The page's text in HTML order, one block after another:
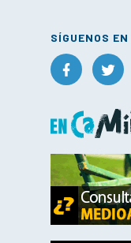
SÍGUENOS EN